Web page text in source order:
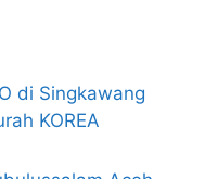
di Singkawang
KOREA